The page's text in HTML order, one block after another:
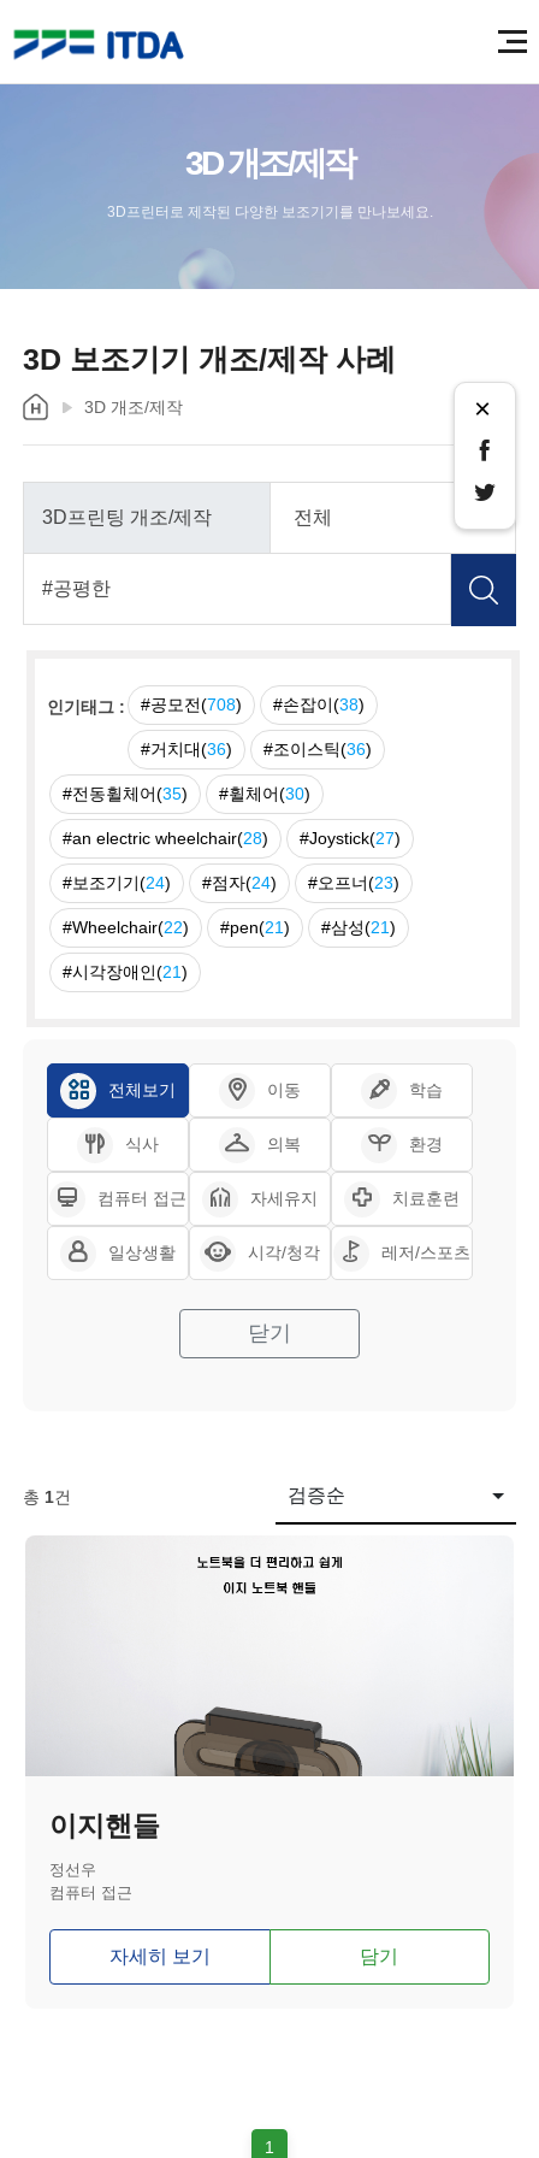
3D 개조/제작
3D프린터로 제작된 다양한 보조기기를 만나보세요.
3D 보조기기 개조/제작 사례
3D 개조/제작 ×
인기태그 : #공모전(708) #손잡이(38)
#거치대(36) #조이스틱(36)
#전동휠체어(35) #휠체어(30)
#an electric wheelchair(28) #Joystick(27)
#보조기기(24) #점자(24) #오프너(23)
#Wheelchair(22) #pen(21) #삼성(21)
#시각장애인(21)
전체보기 이동 학습
식사 의복 환경
컴퓨터 접근 자세유지 치료훈련
일상생활 시각/청각 레저/스포츠
닫기
총 1건 검증순
이지핸들
정선우
컴퓨터 접근
자세히 보기 담기
1